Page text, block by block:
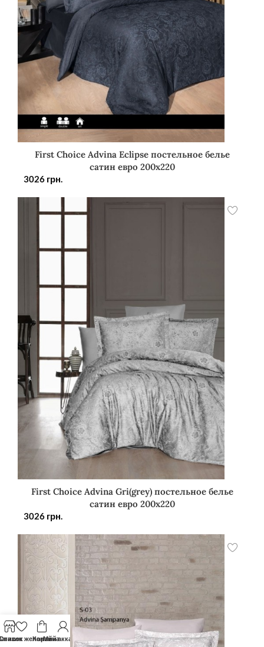
First Choice Advina Eclipse постельное белье
сатин евро 200х220
3026 грн.
First Choice Advina Gri(grey) постельное белье
сатин евро 200х220
3026 грн.
желаний
Корзина
Мой аккаунт